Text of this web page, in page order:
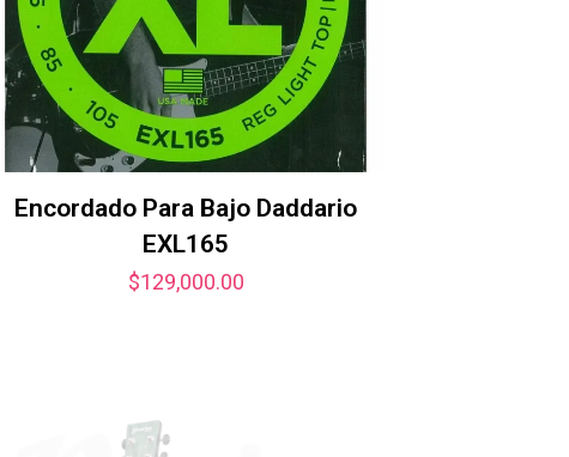
Encordado Para Bajo Daddario
EXL165
$129,000.00